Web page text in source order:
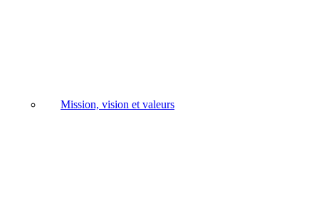
Mission, vision et valeurs